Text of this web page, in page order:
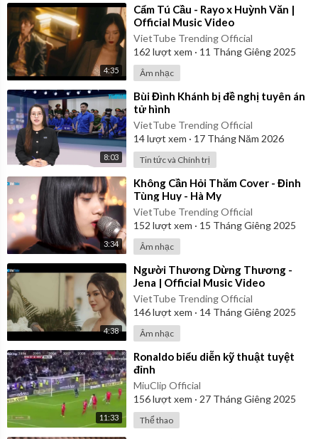
4:35
⁣Cẩm Tú Cầu - Rayo x Huỳnh Văn |
Official Music Video
VietTube Trending Official
162 lượt xem · 11 Tháng Giêng 2025
Âm nhạc
8:03
⁣Bùi Đình Khánh bị đề nghị tuyên án
tử hình
VietTube Trending Official
14lượt xem · 17 Tháng Năm 2026
Tin tức và Chính trị
3:34
⁣Không Cần Hỏi Thăm Cover - Đinh
Tùng Huy - Hà My
VietTube Trending Official
152 lượt xem · 15 Tháng Giêng 2025
Âm nhạc
4:38
⁣Người Thương Dừng Thương -
Jena | Official Music Video
VietTube Trending Official
146lượt xem · 14 Tháng Giêng 2025
Âm nhạc
11:33
⁣Ronaldo biểu diễn kỹ thuật tuyệt
đỉnh
MiuClip Official
156lượt xem · 27 Tháng Giêng 2025
Thể thao